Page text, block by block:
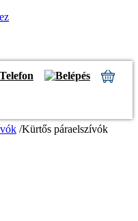
/Kürtős páraelszívók